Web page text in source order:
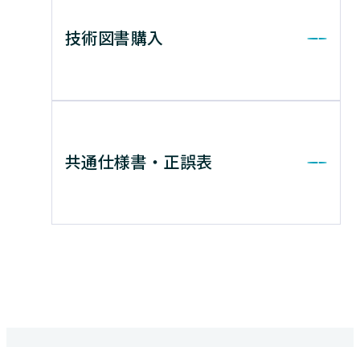
技術図書購入
共通仕様書・正誤表